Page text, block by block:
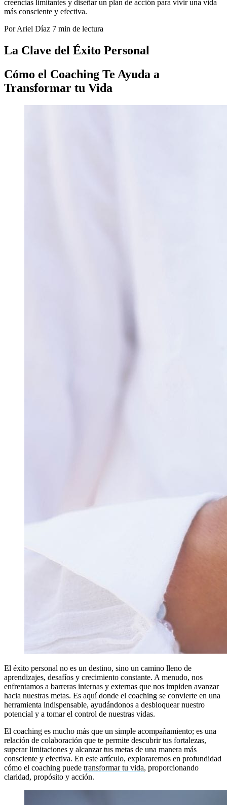
creencias limitantes y diseñar un plan de acción para vivir una vida
más consciente y efectiva.
Por Ariel Díaz 7 min de lectura
La Clave del Éxito Personal
Cómo el Coaching Te Ayuda a
Transformar tu Vida
El éxito personal no es un destino, sino un camino lleno de
aprendizajes, desafíos y crecimiento constante. A menudo, nos
enfrentamos a barreras internas y externas que nos impiden avanzar
hacia nuestras metas. Es aquí donde el coaching se convierte en una
herramienta indispensable, ayudándonos a desbloquear nuestro
potencial y a tomar el control de nuestras vidas.
El coaching es mucho más que un simple acompañamiento; es una
relación de colaboración que te permite descubrir tus fortalezas,
superar limitaciones y alcanzar tus metas de una manera más
consciente y efectiva. En este artículo, exploraremos en profundidad
cómo el coaching puede transformar tu vida, proporcionando
claridad, propósito y acción.